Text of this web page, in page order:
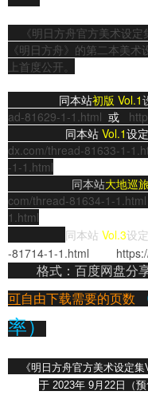
《明日方舟官方美术设
《明日方舟》的第二本美
上首度公开。
同本站初版 Vol.1
ad-81629-1-1.html 或
同本站 Vol.1设
dx.com/thread-81633-1-
-1-1.html
同本站大地巡旅
com/thread-81634-1-1.html
1.html
同本站 Vol.3设
-81714-1-1.html
格式：百度网盘分
可自由下载需要的页数
率）
《明日方舟官方美术设定集
于 2023年 9月22日（